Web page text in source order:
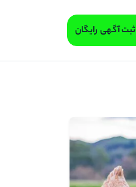
ثبت آگهی رایگان